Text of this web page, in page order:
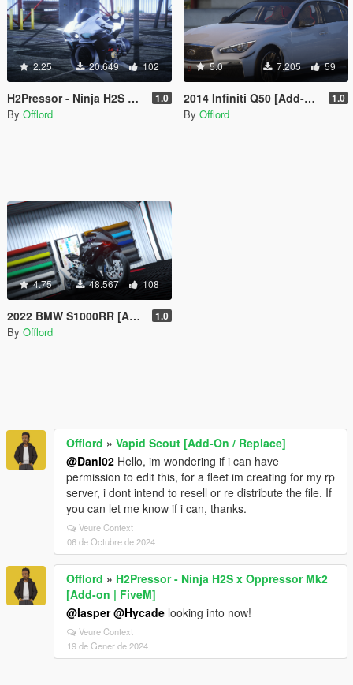
2.25 20.649 102
H2Pressor - Ninja H2S x Oppressor Mk2 [Add-on | FiveM] 1.0
By Offlord
5.0 7.205 59
2014 Infiniti Q50 [Add-On | FiveM] 1.0
By Offlord
4.75 48.567 108
2022 BMW S1000RR [Add-On / FiveM] 1.0
By Offlord
Offlord » Vapid Scout [Add-On / Replace]
@Dani02 Hello, im wondering if i can have
permission to edit this, for a fleet im creating for my rp
server, i dont intend to resell or re distribute the file. If
you can let me know if i can, thanks.
Veure Context
06 de Octubre de 2024
Offlord » H2Pressor - Ninja H2S x Oppressor Mk2
[Add-on | FiveM]
@lasper @Hycade looking into now!
Veure Context
19 de Gener de 2024